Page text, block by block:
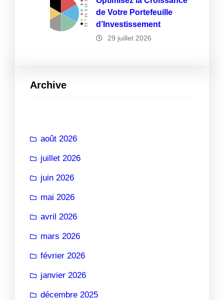
de Votre Portefeuille
d’Investissement
29 juillet 2026
Archive
août 2026
juillet 2026
juin 2026
mai 2026
avril 2026
mars 2026
février 2026
janvier 2026
décembre 2025